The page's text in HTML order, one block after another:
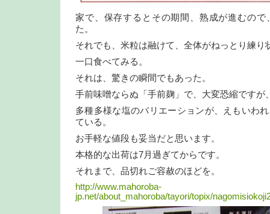
家で、保存するとその期間、熟成が進むので
た。
それでも、米粒は融けて、全体がねっとり練り
一口食べてみる。
それは、驚きの瞬間でもあった。
手前味噌ならぬ「手前麹」で、大変恐縮ですが
多種多様な塩のバリエーションが、えもいわ
ている。
お手軽な値段も妥当だと思います。
本格的な出荷は7月過ぎてからです。
それまで、品切れご容赦のほどを。
http://www.mahoroba-
jp.net/about_mahoroba/tayori/topix/